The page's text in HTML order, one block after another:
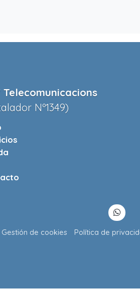
Telecomunicacions
Nº1349)
Gestión de cookies Política de